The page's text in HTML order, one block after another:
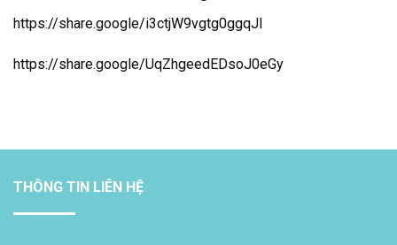
https://share.google/i3ctjW9vgtg0ggqJl
https://share.google/UqZhgeedEDsoJ0eGy
THÔNG TIN LIÊN HỆ